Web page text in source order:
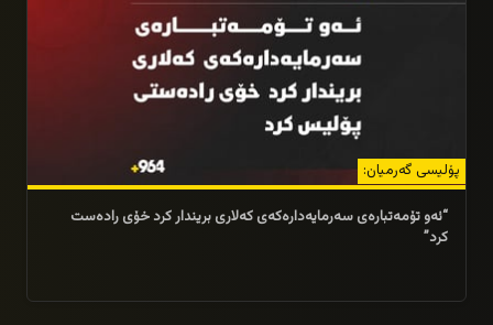
پۆلیسی گەرمیان:
“ئەو تۆمەتبارەی سەرمایەدارەکەی کەلاری بریندار کرد خۆی رادەست
کرد”